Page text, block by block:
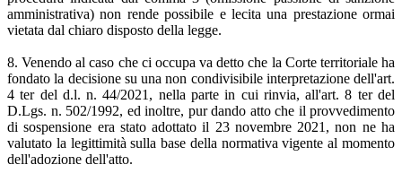
amministrativa) non rende possibile e lecita una prestazione ormai
vietata dal chiaro disposto della legge.
8. Venendo al caso che ci occupa va detto che la Corte territoriale ha
fondato la decisione su una non condivisibile interpretazione dell'art.
4 ter del d.l. n. 44/2021, nella parte in cui rinvia, all'art. 8 ter del
D.Lgs. n. 502/1992, ed inoltre, pur dando atto che il provvedimento
di sospensione era stato adottato il 23 novembre 2021, non ne ha
valutato la legittimità sulla base della normativa vigente al momento
dell'adozione dell'atto.